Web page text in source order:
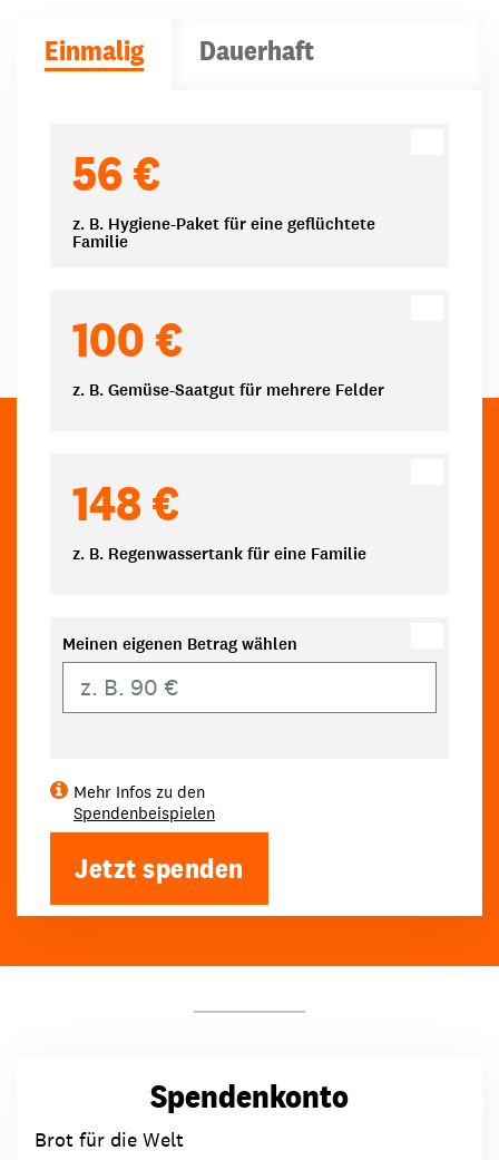
Einmalig Dauerhaft
56 €
z. B. Hygiene-Paket für eine geflüchtete
Familie
100 €
z. B. Gemüse-Saatgut für mehrere Felder
148 €
z. B. Regenwassertank für eine Familie
Meinen eigenen Betrag wählen
Mehr Infos zu den
Spendenbeispielen
Jetzt spenden
Spendenkonto
Brot für die Welt